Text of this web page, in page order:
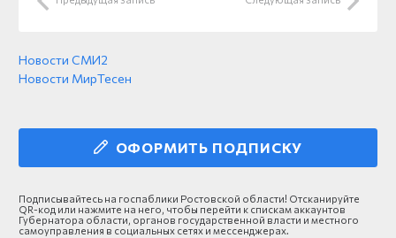
Новости СМИ2
Новости МирТесен
ОФОРМИТЬ ПОДПИСКУ
Подписывайтесь на госпаблики Ростовской области! Отсканируйте
QR-код или нажмите на него, чтобы перейти к спискам аккаунтов
Губернатора области, органов государственной власти и местного
самоуправления в социальных сетях и мессенджерах.